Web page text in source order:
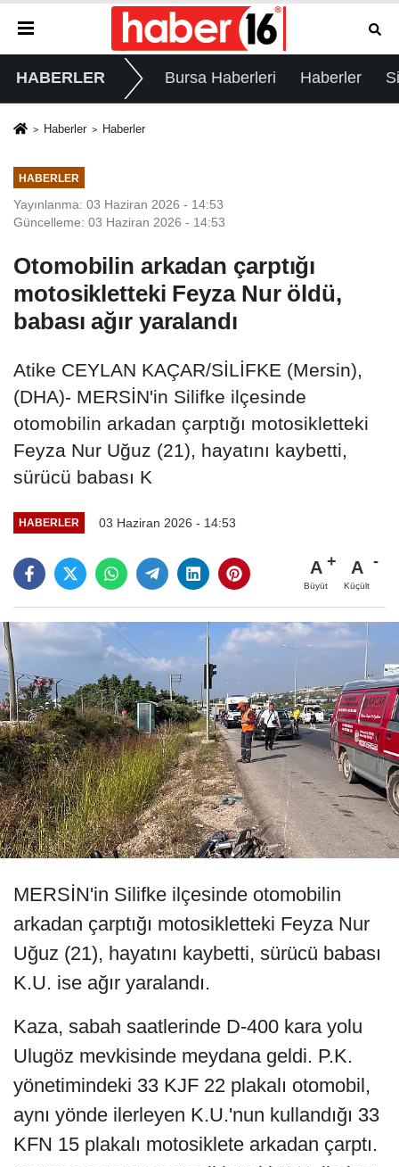
HABERLER Bursa Haberleri Haberler
Haberler Haberler
HABERLER
Yayınlanma: 03 Haziran 2026 - 14:53
Güncelleme: 03 Haziran 2026 - 14:53
Otomobilin arkadan çarptığı
motosikletteki Feyza Nur öldü,
babası ağır yaralandı
Atike CEYLAN KAÇAR/SİLİFKE (Mersin),
(DHA)- MERSİN'in Silifke ilçesinde
otomobilin arkadan çarptığı motosikletteki
Feyza Nur Uğuz (21), hayatını kaybetti,
sürücü babası K
HABERLER 03 Haziran 2026 - 14:53
A
Büyüt
A
Küçült
MERSİN'in Silifke ilçesinde otomobilin
arkadan çarptığı motosikletteki Feyza Nur
Uğuz (21), hayatını kaybetti, sürücü babası
K.U. ise ağır yaralandı.
Kaza, sabah saatlerinde D-400 kara yolu
Ulugöz mevkisinde meydana geldi. P.K.
yönetimindeki 33 KJF 22 plakalı otomobil,
aynı yönde ilerleyen K.U.'nun kullandığı 33
KFN 15 plakalı motosiklete arkadan çarptı.